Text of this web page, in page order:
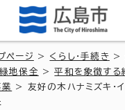
ページ > くらし・手続き >
地保全 >平和を象徴する
> 友好の木ハナミズキ・